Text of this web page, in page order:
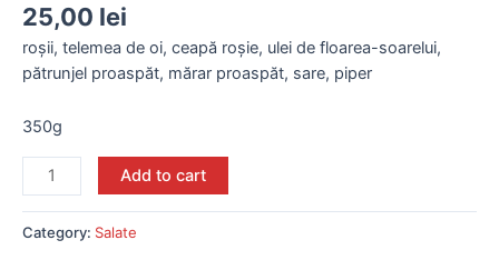
25,00 lei
roșii, telemea de oi, ceapă roșie, ulei de floarea-soarelui,
pătrunjel proaspăt, mărar proaspăt, sare, piper
350g
Add to cart
Category: Salate